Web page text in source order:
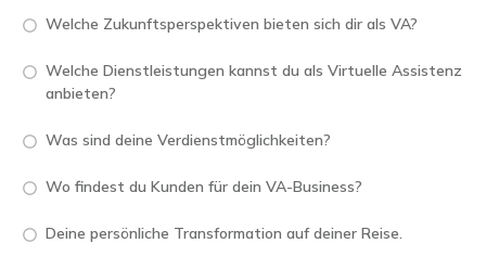
Welche Zukunftsperspektiven bieten sich dir als VA?
Welche Dienstleistungen kannst du als Virtuelle Assistenz
anbieten?
Was sind deine Verdienstmöglichkeiten?
Wo findest du Kunden für dein VA-Business?
Deine persönliche Transformation auf deiner Reise.